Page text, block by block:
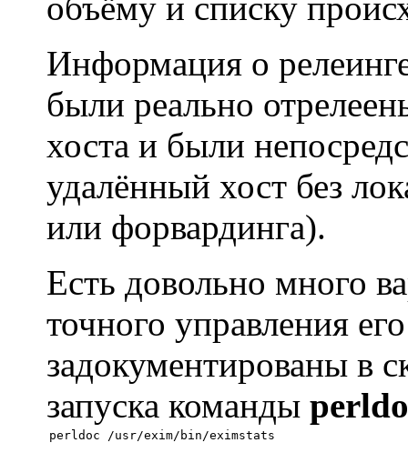
объёму и списку
Информация о
были реально
хоста и были
удалённый хост без
или форвардинга).
Есть довольно много
точного управления
задокументированы в
запуска команды